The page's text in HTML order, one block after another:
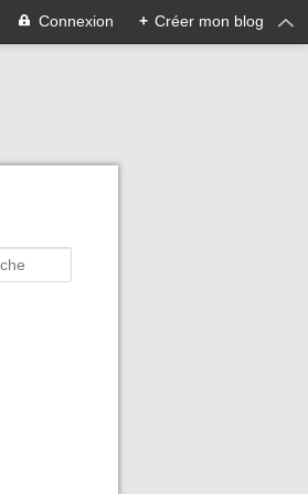
Connexion + Créer mon blog